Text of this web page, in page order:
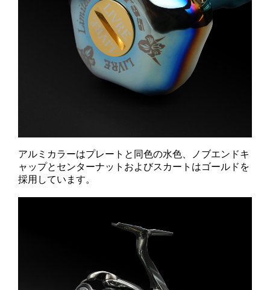
アルミカラーはプレートと同色の水色、ノブエンドキ
ャップとセンターナットおよびスカートはゴールドを
採用しています。